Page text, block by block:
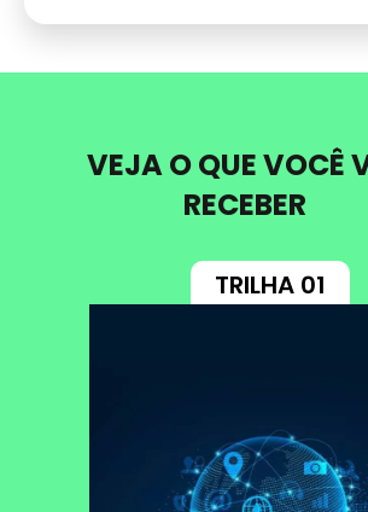
VEJA O QUE VOCÊ
RECEBER
TRILHA 01